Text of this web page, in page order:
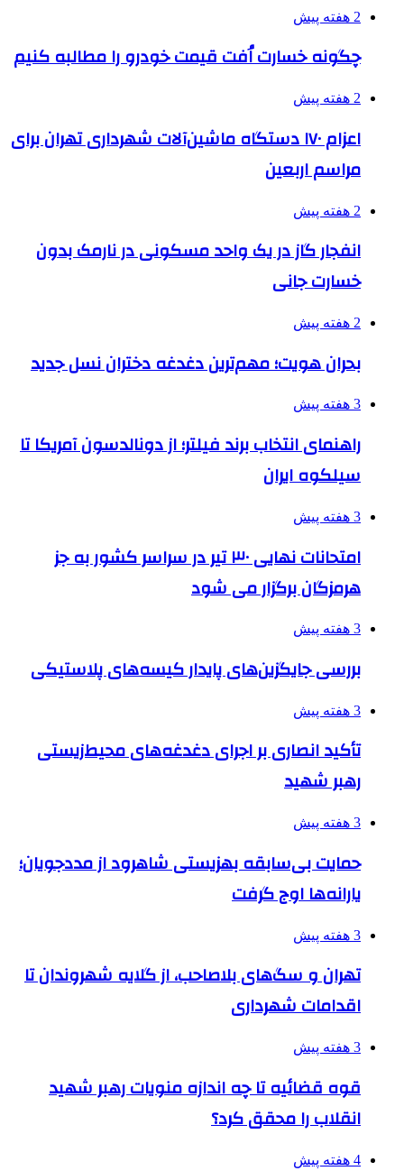
2 هفته پیش
چگونه خسارت اُفت قیمت خودرو را مطالبه کنیم
2 هفته پیش
اعزام ۱۷۰ دستگاه ماشین‌آلات شهرداری تهران برای
مراسم اربعین
2 هفته پیش
انفجار گاز در یک واحد مسکونی در نارمک بدون
خسارت جانی
2 هفته پیش
بحران هویت؛ مهم‌ترین دغدغه دختران نسل جدید
3 هفته پیش
راهنمای انتخاب برند فیلتر؛ از دونالدسون آمریکا تا
سیلکوه ایران
3 هفته پیش
امتحانات نهایی ۳۰ تیر در سراسر کشور به جز
هرمزگان برگزار می شود
3 هفته پیش
بررسی جایگزین‌های پایدار کیسه‌های پلاستیکی
3 هفته پیش
تأکید انصاری بر اجرای دغدغه‌های محیط‌زیستی
رهبر شهید
3 هفته پیش
حمایت بی‌سابقه بهزیستی شاهرود از مددجویان؛
یارانه‌ها اوج گرفت
3 هفته پیش
تهران و سگ‌های بلاصاحب، از گلایه شهروندان تا
اقدامات شهرداری
3 هفته پیش
قوه قضائیه تا چه اندازه منویات رهبر شهید
انقلاب را محقق کرد؟
4 هفته پیش